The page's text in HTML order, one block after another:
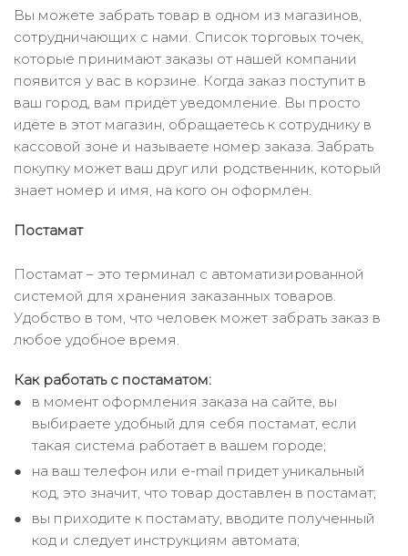
Вы можете забрать товар в одном из магазинов,
сотрудничающих с нами. Список торговых точек,
которые принимают заказы от нашей компании
появится у вас в корзине. Когда заказ поступит в
ваш город, вам придёт уведомление. Вы просто
идёте в этот магазин, обращаетесь к сотруднику в
кассовой зоне и называете номер заказа. Забрать
покупку может ваш друг или родственник, который
знает номер и имя, на кого он оформлен.
Постамат
Постамат – это терминал с автоматизированной
системой для хранения заказанных товаров.
Удобство в том, что человек может забрать заказ в
любое удобное время.
Как работать с постаматом:
в момент оформления заказа на сайте, вы
выбираете удобный для себя постамат, если
такая система работает в вашем городе;
на ваш телефон или e-mail придет уникальный
код, это значит, что товар доставлен в постамат;
вы приходите к постамату, вводите полученный
код и следует инструкциям автомата;